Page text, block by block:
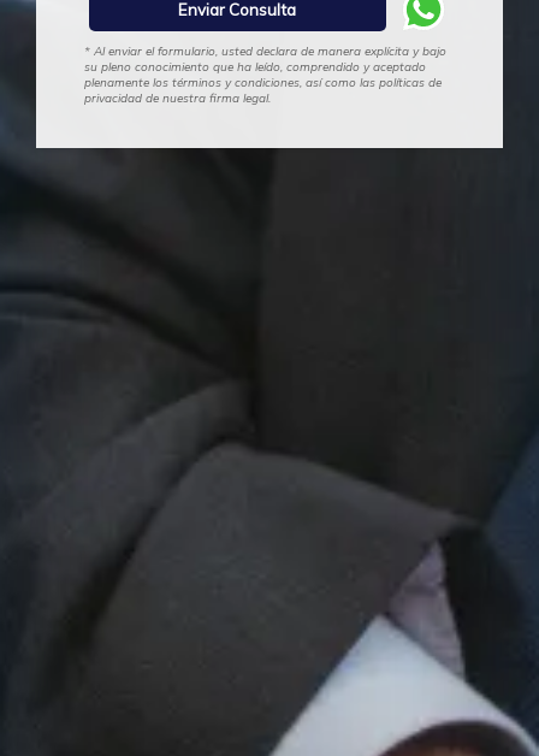
* Al enviar el formulario, usted declara de manera explícita y bajo
su pleno conocimiento que ha leído, comprendido y aceptado
plenamente los términos y condiciones, así como las políticas de
privacidad de nuestra firma legal.